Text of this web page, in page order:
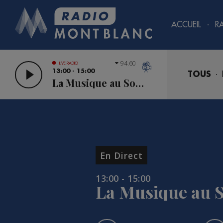
ACCUEIL
TOUS
LIVE RADIO
13:00 - 15:00
La Musique au Sommet
94.60
En Direct
13:00 - 15:00
La Musique au